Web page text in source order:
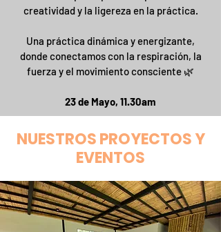
creatividad y la ligereza en la práctica.
Una práctica dinámica y energizante,
donde conectamos con la respiración, la
fuerza y el movimiento consciente 🌿
23 de Mayo, 11.30am
NUESTROS PROYECTOS Y
EVENTOS